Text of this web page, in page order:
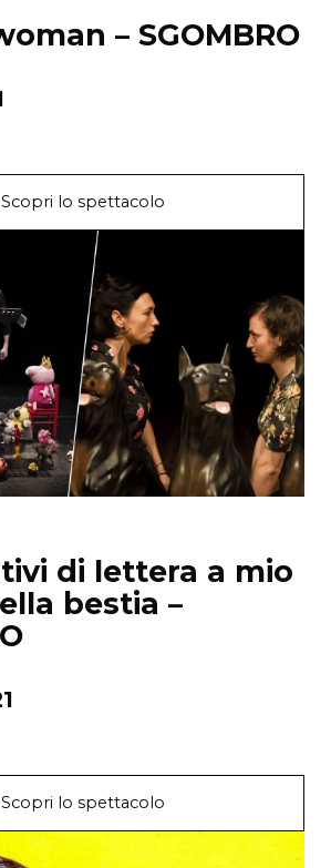
– SGOMBRO
Scopri lo spettacolo
di lettera a mio
bestia –
Scopri lo spettacolo